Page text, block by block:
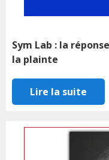
Sym Lab : la
la plainte
Lire la suite